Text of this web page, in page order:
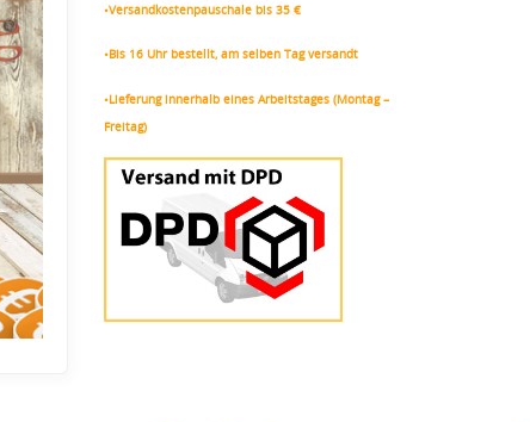
•Versandkostenpauschale bis 35 €
•Bis 16 Uhr bestellt, am selben Tag versandt
•Lieferung innerhalb eines Arbeitstages (Montag –
Freitag)